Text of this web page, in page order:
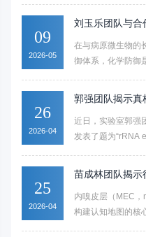
药物-药物与药物-
算药物设计的核心
生物学机制与算法
分子机制仍不完全
09
2026-05
刘玉乐团队与合
在与病原微生物的
御体系，化学防御
可直接抑制、杀灭
与调控机制仍未破
26
2026-04
郭强团队揭示真
近日，实验室郭强
发表了题为“rRNA
文。该研究利用冷
示了动物细胞中核
子机制，并阐明该
调控
25
2026-04
苗成林团队揭示
内嗅皮层（MEC
构建认知地图的核